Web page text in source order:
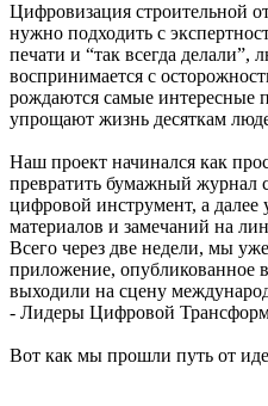
Цифровизация строительной
нужно подходить с
печати и “так всегда делали”,
воспринимается с
рождаются самые интересные
упрощают жизнь десяткам
Наш проект начинался как
превратить бумажный журнал
цифровой инструмент, а далее
материалов и замечаний на
Всего через две недели, мы
приложение, опубликованное
выходили на сцену
- Лидеры Цифровой
Вот как мы прошли путь от